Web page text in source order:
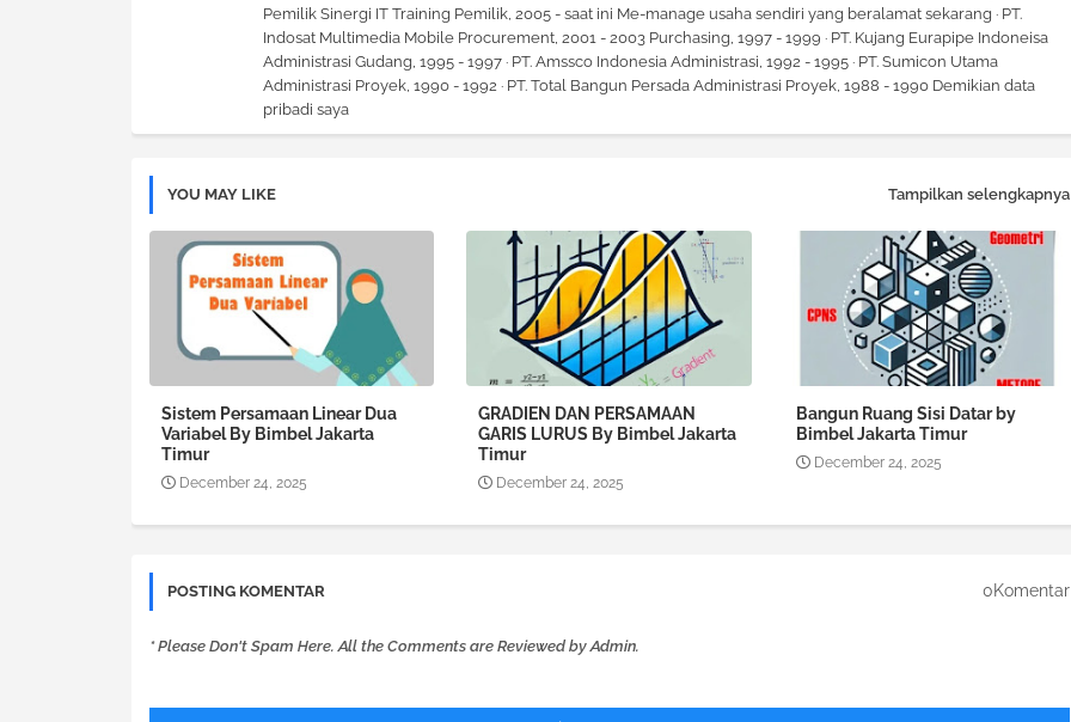
Pemilik Sinergi IT Training Pemilik, 2005 - saat ini Me-manage usaha sendiri yang beralamat sekarang · PT.
Indosat Multimedia Mobile Procurement, 2001 - 2003 Purchasing, 1997 - 1999 · PT. Kujang Eurapipe Indoneisa
Administrasi Gudang, 1995 - 1997 · PT. Amssco Indonesia Administrasi, 1992 - 1995 · PT. Sumicon Utama
Administrasi Proyek, 1990 - 1992 · PT. Total Bangun Persada Administrasi Proyek, 1988 - 1990 Demikian data
pribadi saya
YOU MAY LIKE Tampilkan selengkapnya
Sistem Persamaan Linear Dua
Variabel By Bimbel Jakarta
Timur
December 24, 2025
GRADIEN DAN PERSAMAAN
GARIS LURUS By Bimbel Jakarta
Timur
December 24, 2025
Bangun Ruang Sisi Datar by
Bimbel Jakarta Timur
December 24, 2025
POSTING KOMENTAR 0Komentar
* Please Don't Spam Here. All the Comments are Reviewed by Admin.